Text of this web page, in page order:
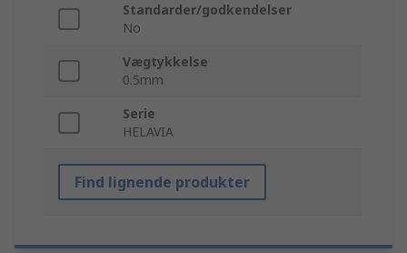
Standarder/godkendelser
No
Vægtykkelse
0.5mm
Serie
HELAVIA
Find lignende produkter